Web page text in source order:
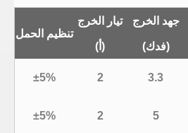
جهد الخرج
(فدك)
تيار الخرج
(أ)
تنظيم الحمل
3.3
2
±5%
5
2
±5%